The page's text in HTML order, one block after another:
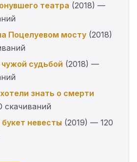
театра (2018) —
Поцелуевом мосту (2018)
судьбой (2018) —
знать о смерти
скачиваний
невесты (2019) — 120